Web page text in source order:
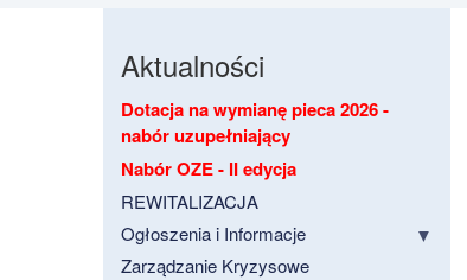
Aktualności
Dotacja na wymianę pieca 2026 -
nabór uzupełniający
Nabór OZE - II edycja
REWITALIZACJA
Ogłoszenia i Informacje
Zarządzanie Kryzysowe